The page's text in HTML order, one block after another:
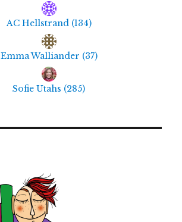
AC Hellstrand (134)
Emma Walliander (37)
Sofie Utahs (285)